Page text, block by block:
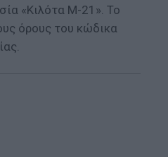
«Κιλότα Μ-21». Το
όρους του κώδικα